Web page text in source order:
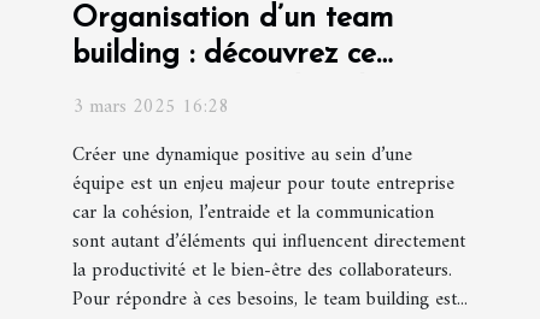
Organisation d’un team
building : découvrez ce
concept unique dans le Var !
3 mars 2025 16:28
Créer une dynamique positive au sein d’une
équipe est un enjeu majeur pour toute entreprise
car la cohésion, l’entraide et la communication
sont autant d’éléments qui influencent directement
la productivité et le bien-être des collaborateurs.
Pour répondre à ces besoins, le team building est...